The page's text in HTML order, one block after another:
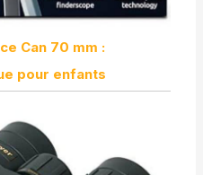
Can 70 mm :
pour enfants